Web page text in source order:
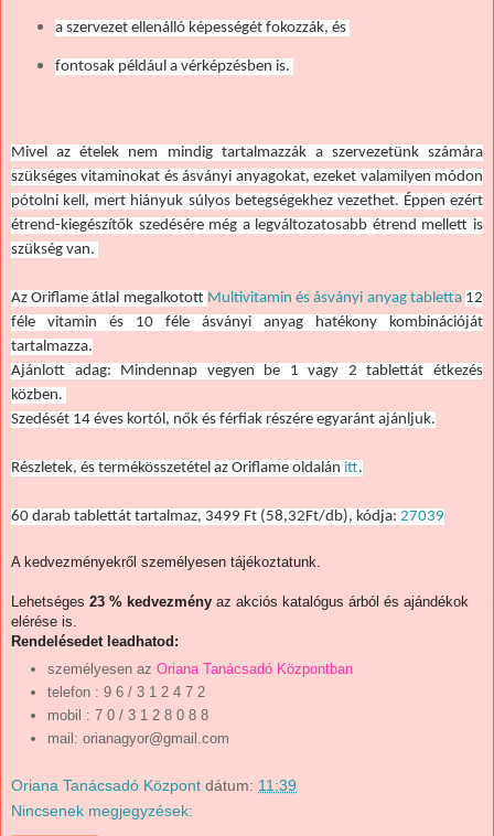
a szervezet ellenálló képességét fokozzák, és
fontosak például a vérképzésben is.
Mivel az ételek nem mindig tartalmazzák a szervezetünk számára
szükséges vitaminokat és ásványi anyagokat, ezeket valamilyen módon
pótolni kell, mert hiányuk súlyos betegségekhez vezethet. Éppen ezért
étrend-kiegészítők szedésére még a legváltozatosabb étrend mellett is
szükség van.
Az Oriflame átlal megalkotott Multivitamin és ásványi anyag tabletta 12
féle vitamin és 10 féle ásványi anyag hatékony kombinációját
tartalmazza.
Ajánlott adag: Mindennap vegyen be 1 vagy 2 tablettát étkezés
közben.
Szedését 14 éves kortól, nők és férfiak részére egyaránt ajánljuk.
Részletek, és termékösszetétel az Oriflame oldalán itt.
60 darab tablettát tartalmaz, 3499 Ft (58,32Ft/db), kódja: 27039
A kedvezményekről személyesen tájékoztatunk.
Lehetséges 23 % kedvezmény az akciós katalógus árból és ajándékok
elérése is.
Rendelésedet leadhatod:
személyesen az Oriana Tanácsadó Központban
telefon : 9 6 / 3 1 2 4 7 2
mobil : 7 0 / 3 1 2 8 0 8 8
mail: orianagyor@gmail.com
Oriana Tanácsadó Központ dátum: 11:39
Nincsenek megjegyzések: